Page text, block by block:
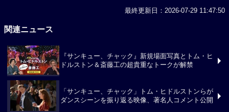
最終更新日：2026-07-29 11:47:50
関連ニュース
『サンキュー、チャック』新規場面写真とトム・ヒ
ドルストン＆斎藤工の超貴重なトークが解禁
「サンキュー、チャック」トム・ヒドルストンらが
ダンスシーンを振り返る映像、著名人コメント公開